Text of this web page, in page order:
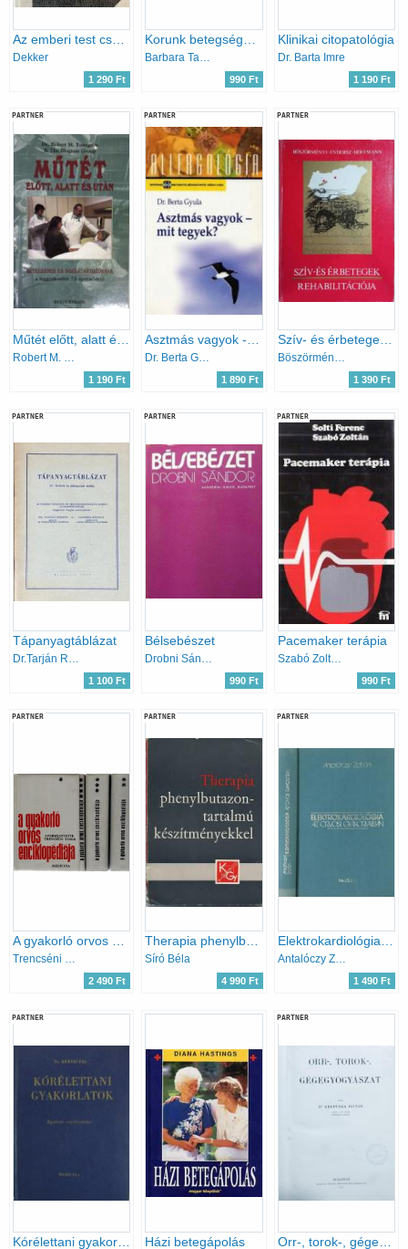
Dekker
1 290 Ft 990 Ft
Klinikai citopatológia
Dr. Barta Imre
1 190 Ft
PARTNER
Műtét előtt, alatt és után
Robert M. Dr.- Youngson
1 190 Ft
PARTNER
Asztmás vagyok - mit tegyek?
Dr. Berta Gyula
1 890 Ft
PARTNER
Szív- és érbetegek rehabilitációja
Böszörményi-Endersz-Hoffmann
1 390 Ft
PARTNER
Tápanyagtáblázat
Dr.Tarján R.-Dr.Linner K.
1 100 Ft
PARTNER
Bélsebészet
Drobni Sándor
990 Ft
PARTNER
Pacemaker terápia
Szabó Zoltán Solti Ferenc
990 Ft
PARTNER
A gyakorló orvos enciklopédiája I-IV.
Trencséni Tibor szerk.
2 490 Ft
PARTNER
Therapia phenylbutazon-tartalmú készítményekkel
Síró Béla
4 990 Ft
PARTNER
Elektrokardiológia az orvosi gyakorlatban
Antalóczy Zoltán
1 490 Ft
PARTNER
Házi betegápolás
PARTNER
Orr-, torok-, gégegyógyászat